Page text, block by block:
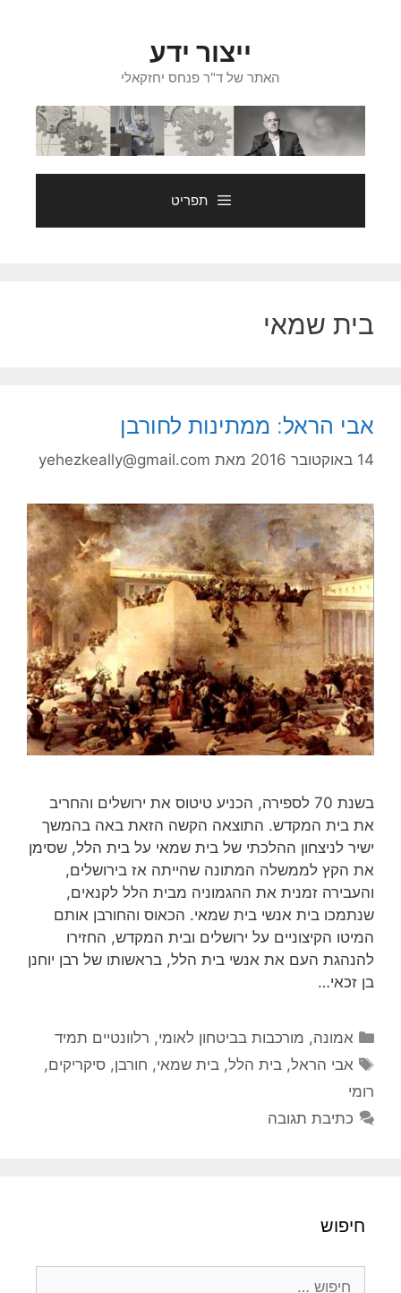
ייצור ידע
האתר של ד"ר פנחס יחזקאלי
תפריט
בית שמאי
אבי הראל: ממתינות לחורבן
14 באוקטובר 2016 מאת yehezkeally@gmail.com
בשנת 70 לספירה, הכניע טיטוס את ירושלים והחריב
את בית המקדש. התוצאה הקשה הזאת באה בהמשך
ישיר לניצחון ההלכתי של בית שמאי על בית הלל, שסימן
את הקץ לממשלה המתונה שהייתה אז בירושלים,
והעבירה זמנית את ההגמוניה מבית הלל לקנאים,
שנתמכו בית אנשי בית שמאי. הכאוס והחורבן אותם
המיטו הקיצוניים על ירושלים ובית המקדש, החזירו
להנהגת העם את אנשי בית הלל, בראשותו של רבן יוחנן
בן זכאי…
קטגוריות
אמונה, מורכבות בביטחון לאומי, רלוונטיים תמיד
תגיות
אבי הראל,בית הלל,בית שמאי, חורבן,סיקריקים,
רומי
כתיבת תגובה
חיפוש